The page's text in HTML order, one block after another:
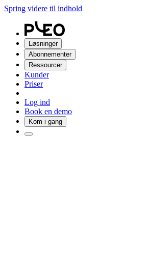
Spring videre til indhold
Løsninger
Abonnementer
Ressourcer
Kunder
Priser
Log ind
Book en demo
Kom i gang